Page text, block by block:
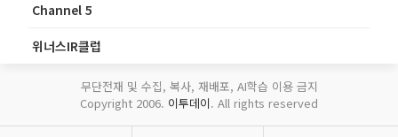
Channel 5
위너스IR클럽
무단전재 및 수집, 복사, 재배포, AI학습 이용 금지
Copyright 2006. 이투데이. All rights reserved